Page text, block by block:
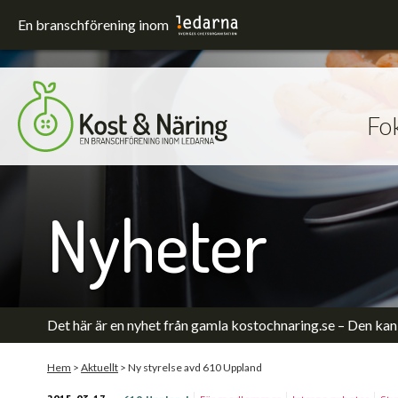
En branschförening inom
Fokusområden
Förskola och skola
Hållbarhet
Sjukhus
Upphandling
Äldreomsorg
Nyheter
Det här är en nyhet från gamla kostochnaring.se – Den
Hem > Aktuellt > Ny styrelse avd 610 Uppland